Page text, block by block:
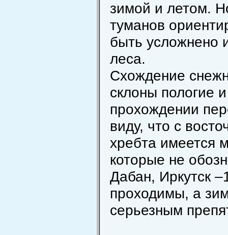
зимой и летом.
туманов
быть усложнено
леса.
Схождение
склоны пологие
прохождении
виду, что с
хребта имеется
которые не
Дабан, Иркутск
проходимы, а
серьезным